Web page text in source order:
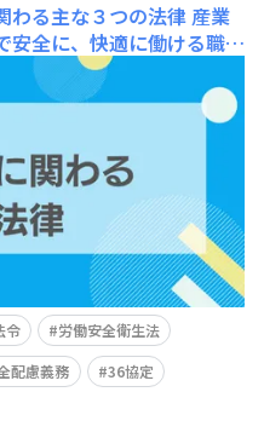
わる主な３つの法律 産業
安全に、快適に働ける職場
害や職業性疾病の予防・
り組みです。 つまり、
これらについて定めてい
、通達など）について知
。
令
労働安全衛生法
配慮義務
36協定